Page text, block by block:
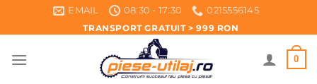
EMAIL 08:30 - 17:30
0215556145
TRANSPORT GRATUIT > 999 RON
0